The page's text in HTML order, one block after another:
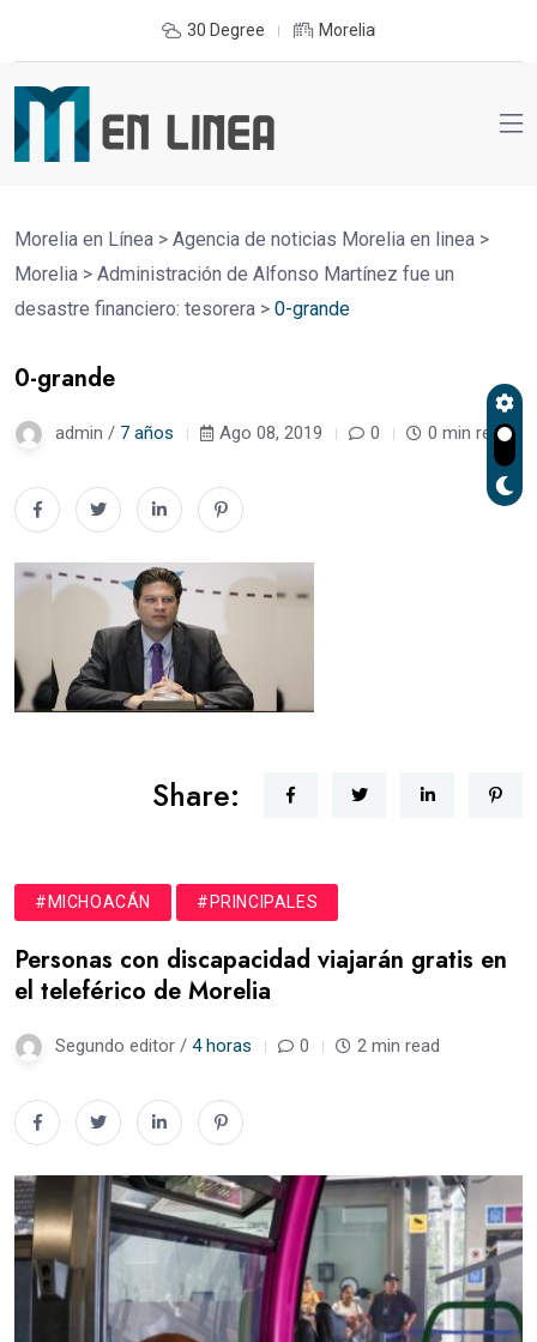
30 Degree Morelia
Morelia en Línea > Agencia de noticias Morelia en linea >
Morelia > Administración de Alfonso Martínez fue un
desastre financiero: tesorera > 0-grande
0-grande
admin / 7 años Ago 08, 2019 0 0 min read
Share:
#MICHOACÁN #PRINCIPALES
Personas con discapacidad viajarán gratis en
el teleférico de Morelia
Segundo editor / 4 horas 0 2 min read